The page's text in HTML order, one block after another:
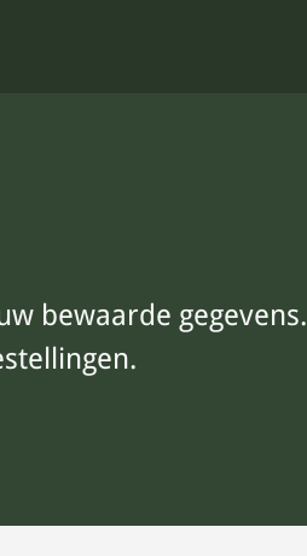
bewaarde gegevens.